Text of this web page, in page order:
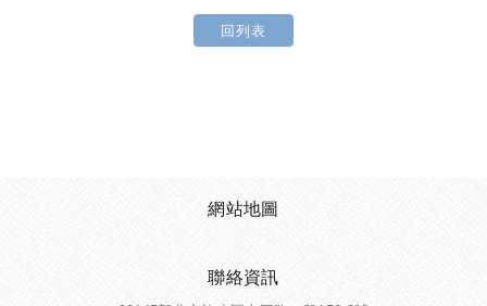
回列表
網站地圖
聯絡資訊